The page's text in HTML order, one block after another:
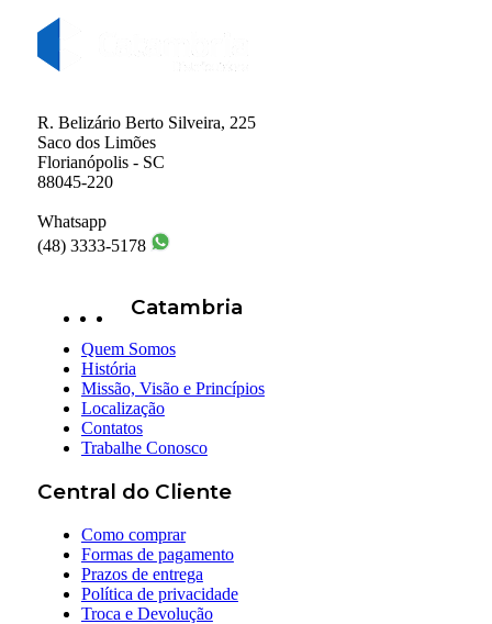
R. Belizário Berto Silveira, 225
Saco dos Limões
Florianópolis - SC
88045-220
Whatsapp
(48) 3333-5178
Catambria
Quem Somos
História
Missão, Visão e Princípios
Localização
Contatos
Trabalhe Conosco
Central do Cliente
Como comprar
Formas de pagamento
Prazos de entrega
Política de privacidade
Troca e Devolução